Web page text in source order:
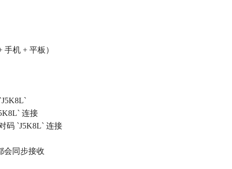
机 + 平板）
连接
码 `J5K8L` 连接
会同步接收